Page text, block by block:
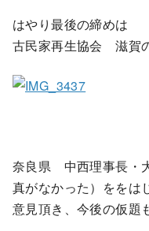
はやり最後の締めは
古民家再生協会 滋賀
奈良県 中西理事長・
真がなかった）ををは
意見頂き、今後の仮題